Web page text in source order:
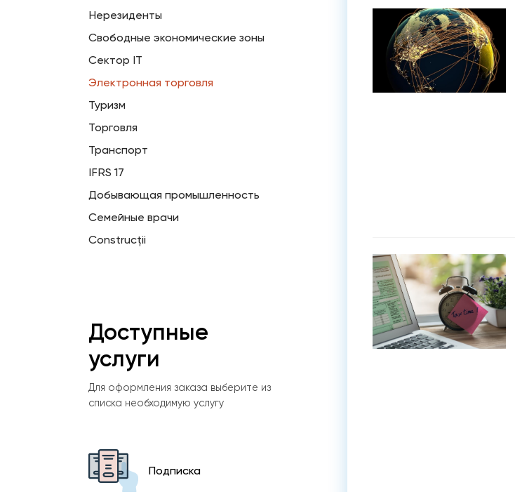
Нерезиденты
Свободные экономические зоны
Сектор IT
Электронная торговля
Туризм
Торговля
Транспорт
IFRS 17
Добывающая промышленность
Семейные врачи
Construcții
Доступные
услуги
Для оформления заказа выберите из
списка необходимую услугу
Подписка